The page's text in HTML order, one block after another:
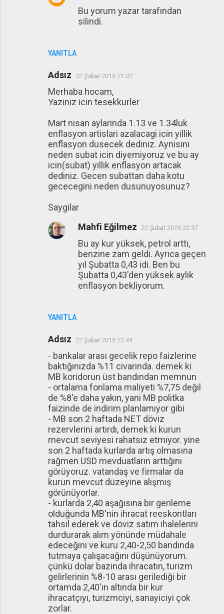
YANITLA
Bu yorum yazar tarafından
silindi.
Adsız 22 Şubat 2015 21:02
Merhaba hocam,
Yaziniz icin tesekkurler
Mart nisan aylarinda 1.13 ve 1.34luk
enflasyon artislari azalacagi icin yillik
enflasyon dusecek dediniz. Aynisini
neden subat icin diyemiyoruz ve bu ay
icin(subat) yillik enflasyon artacak
dediniz. Gecen subattan daha kotu
gececegini neden dusunuyosunuz?
Saygilar
YANITLA
Mahfi Eğilmez 22 Şubat 2015 22:37
Bu ay kur yüksek, petrol arttı,
benzine zam geldi. Ayrıca geçen
yıl Şubatta 0,43 idi. Ben bu
Şubatta 0,43'den yüksek aylık
enflasyon bekliyorum.
Adsız 22 Şubat 2015 22:44
- bankalar arası gecelik repo faizlerine
baktığınızda %11 civarında. demek ki
MB koridorun üst bandından memnun
- ortalama fonlama maliyeti %7,75 değil
de %8'e daha yakın, yani MB politka
faizinde de indirim planlamıyor gibi
- MB son 2 haftada NET döviz
rezervlerini artırdı, demek ki kurun
mevcut seviyesi rahatsız etmiyor. yine
son 2 haftada kurlarda artış olmasına
rağmen USD mevduatların arttığını
görüyoruz. vatandaş ve firmalar da
kurun mevcut düzeyine alışmış
görünüyorlar.
- kurlarda 2,40 aşağısına bir gerileme
olduğunda MB'nin ihracat reeskontları
tahsil ederek ve döviz satım ihalelerini
durdurarak alım yönünde müdahale
edeceğini ve kuru 2,40-2,50 bandında
tutmaya çalışacağını düşünüyorum.
çünkü dolar bazında ihracatın, turizm
gelirlerinin %8-10 arası gerilediği bir
ortamda 2,40'ın altında bir kur
ihracatçıyı, turizmciyi, sanayiciyi çok
zorlar.